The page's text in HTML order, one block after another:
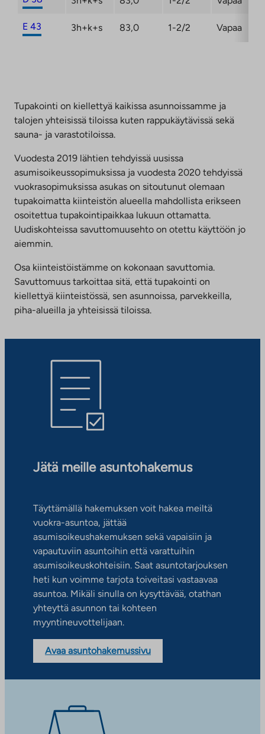
E 43 3h+k+s 83,0 1-2/2 Vapaa
Tupakointi on kiellettyä kaikissa asunnoissamme ja
talojen yhteisissä tiloissa kuten rappukäytävissä sekä
sauna- ja varastotiloissa.
Vuodesta 2019 lähtien tehdyissä uusissa
asumisoikeussopimuksissa ja vuodesta 2020 tehdyissä
vuokrasopimuksissa asukas on sitoutunut olemaan
tupakoimatta kiinteistön alueella mahdollista erikseen
osoitettua tupakointipaikkaa lukuun ottamatta.
Uudiskohteissa savuttomuusehto on otettu käyttöön jo
aiemmin.
Osa kiinteistöistämme on kokonaan savuttomia.
Savuttomuus tarkoittaa sitä, että tupakointi on
kiellettyä kiinteistössä, sen asunnoissa, parvekkeilla,
piha-alueilla ja yhteisissä tiloissa.
Jätä meille asuntohakemus
Täyttämällä hakemuksen voit hakea meiltä
vuokra-asuntoa, jättää
asumisoikeushakemuksen sekä vapaisiin ja
vapautuviin asuntoihin että varattuihin
asumisoikeuskohteisiin. Saat asuntotarjouksen
heti kun voimme tarjota toiveitasi vastaavaa
asuntoa. Mikäli sinulla on kysyttävää, otathan
yhteyttä asunnon tai kohteen
myyntineuvottelijaan.
Avaa asuntohakemussivu